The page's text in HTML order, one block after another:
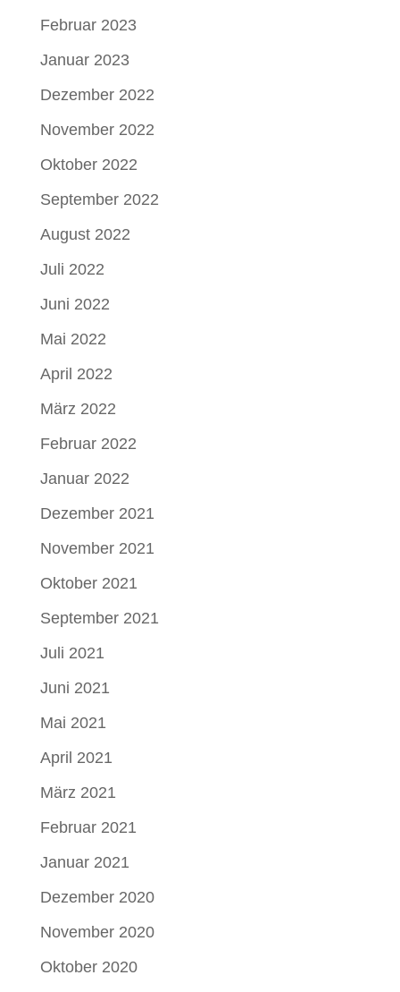
Februar 2023
Januar 2023
Dezember 2022
November 2022
Oktober 2022
September 2022
August 2022
Juli 2022
Juni 2022
Mai 2022
April 2022
März 2022
Februar 2022
Januar 2022
Dezember 2021
November 2021
Oktober 2021
September 2021
Juli 2021
Juni 2021
Mai 2021
April 2021
März 2021
Februar 2021
Januar 2021
Dezember 2020
November 2020
Oktober 2020